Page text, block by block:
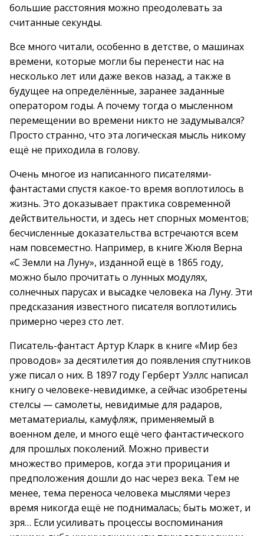
большие расстояния можно преодолевать за
считанные секунды.
Все много читали, особенно в детстве, о машинах
времени, которые могли бы перенести нас на
несколько лет или даже веков назад, а также в
будущее на определённые, заранее заданные
оператором годы. А почему тогда о мысленном
перемещении во времени никто не задумывался?
Просто странно, что эта логическая мысль никому
ещё не приходила в голову.
Очень многое из написанного писателями-
фантастами спустя какое-то время воплотилось в
жизнь. Это доказывает практика современной
действительности, и здесь нет спорных моментов;
бесчисленные доказательства встречаются всем
нам повсеместно. Например, в книге Жюля Верна
«С Земли на Луну», изданной ещё в 1865 году,
можно было прочитать о лунных модулях,
солнечных парусах и высадке человека на Луну. Эти
предсказания известного писателя воплотились
примерно через сто лет.
Писатель-фантаст Артур Кларк в книге «Мир без
проводов» за десятилетия до появления спутников
уже писал о них. В 1897 году Герберт Уэллс написал
книгу о человеке-невидимке, а сейчас изобретены
стелсы — самолеты, невидимые для радаров,
метаматериалы, камуфляж, применяемый в
военном деле, и много ещё чего фантастического
для прошлых поколений. Можно привести
множество примеров, когда эти прорицания и
предположения дошли до нас через века. Тем не
менее, тема переноса человека мыслями через
время никогда ещё не поднималась; быть может, и
зря… Если усиливать процессы воспоминания